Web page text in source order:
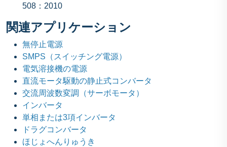
508：2010
関連アプリケーション
無停止電源
SMPS（スイッチング電源）
電気溶接機の電源
直流モータ駆動の静止式コンバータ
交流周波数変調（サーボモータ）
インバータ
単相または3項インバータ
ドラグコンバータ
ほじょへんりゅうき